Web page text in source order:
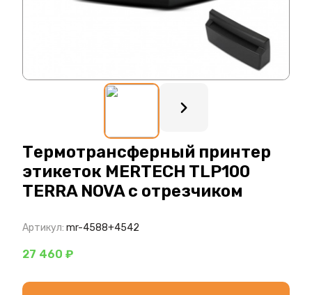
: ?>
Термотрансферный принтер
этикеток MERTECH TLP100
TERRA NOVA с отрезчиком
Артикул: mr-4588+4542
27 460 ₽